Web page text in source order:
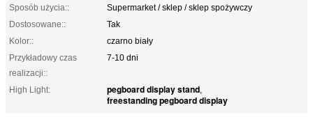
Sposób użycia::
Supermarket / sklep / sklep spożywczy
Dostosowane::
Tak
Kolor::
czarno biały
Przykładowy czas
realizacji::
7-10 dni
High Light: pegboard display stand,
freestanding pegboard display